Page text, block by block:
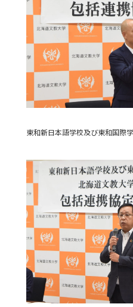
東和新日本語学校及び東和国際